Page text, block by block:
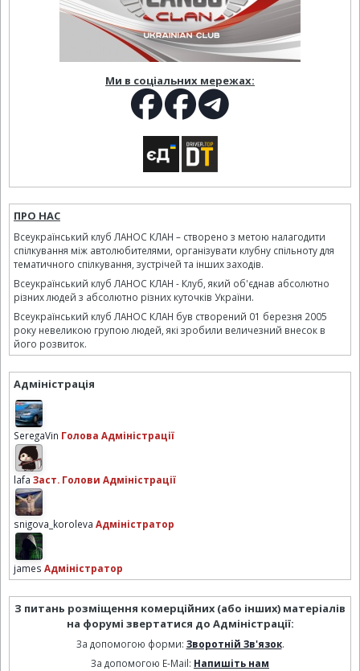
Ми в соціальних мережах:
ПРО НАС
Всеукраїнський клуб ЛАНОС КЛАН – створено з метою налагодити
спілкування між автолюбителями, організувати клубну спільноту для
тематичного спілкування, зустрічей та інших заходів.
Всеукраїнський клуб ЛАНОС КЛАН - Клуб, який об'єднав абсолютно
різних людей з абсолютно різних куточків України.
Всеукраїнський клуб ЛАНОС КЛАН був створений 01 березня 2005
року невеликою групою людей, які зробили величезний внесок в
його розвиток.
Адміністрація
SeregaVin Голова Адміністрації
lafa Заст. Голови Адміністрації
snigova_koroleva Адміністратор
james Адміністратор
З питань розміщення комерційних (або інших) матеріалів
на форумі звертатися до Адміністрації:
За допомогою форми: Зворотній Зв'язок.
За допомогою E-Mail: Напишіть нам